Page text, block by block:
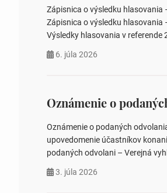
obecného pozemku –…
Zápisnica o výsledku hlasovania
Zápisnica o výsledku hlasovania
Výsledky hlasovania v referende
na hlasovaní https://
6. júla 2026
Oznámenie o podaných
upovedomenie účastníkov
podaných odvolani – Verejná
3. júla 2026